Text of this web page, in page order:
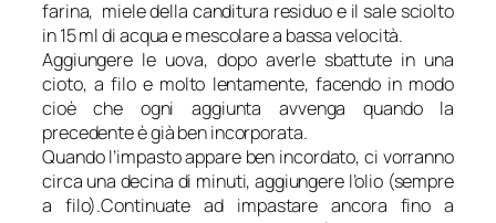
farina, miele della canditura residuo e il sale sciolto
in 15 ml di acqua e mescolare a bassa velocità.
Aggiungere le uova, dopo averle sbattute in una
cioto, a filo e molto lentamente, facendo in modo
cioè che ogni aggiunta avvenga quando la
precedente è già ben incorporata.
Quando l’impasto appare ben incordato, ci vorranno
circa una decina di minuti, aggiungere l’olio (sempre
a filo).Continuate ad impastare ancora fino a